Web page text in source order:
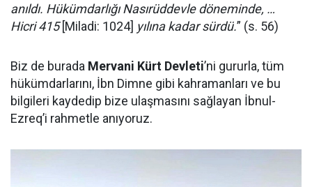
anıldı. Hükümdarlığı Nasırüddevle döneminde, …
Hicri 415[Miladi: 1024] yılına kadar sürdü.” (s. 56)
Biz de burada Mervani Kürt Devleti’ni gururla, tüm
hükümdarlarını, İbn Dimne gibi kahramanları ve bu
bilgileri kaydedip bize ulaşmasını sağlayan İbnul-
Ezreq’i rahmetle anıyoruz.